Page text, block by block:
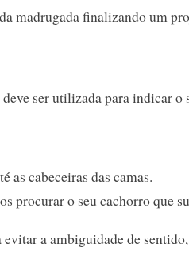
madrugada finalizando um
deve ser utilizada para indicar
as cabeceiras das camas.
procurar o seu cachorro que
evitar a ambiguidade de